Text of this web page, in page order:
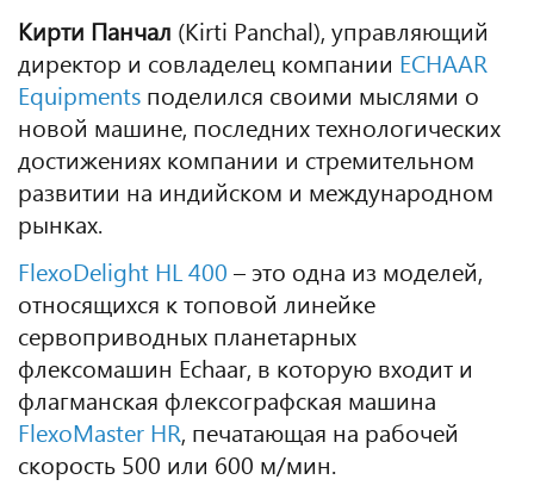
Кирти Панчал (Kirti Panchal), управляющий
директор и cовладелец компании ECHAAR
Equipments поделился своими мыслями о
новой машине, последних технологических
достижениях компании и стремительном
развитии на индийском и международном
рынках.
FlexoDelight HL 400 – это одна из моделей,
относящихся к топовой линейке
сервоприводных планетарных
флексомашин Echaar, в которую входит и
флагманская флексографская машина
FlexoMaster HR, печатающая на рабочей
скорость 500 или 600 м/мин.